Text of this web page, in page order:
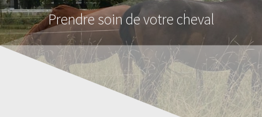
Prendre soin de votre cheval